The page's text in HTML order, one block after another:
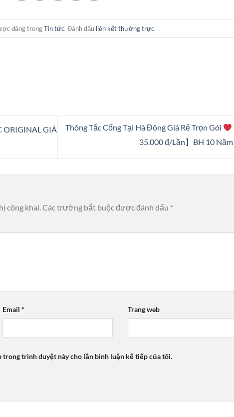
đăng trongTin tức. Đánh dấu liên kết thường trực.
ORIGINAL GIÁ
Thông Tắc Cống Tại Hà Đông Giá Rẻ Trọn Gói
35.000 đ/Lần】BH 10 Năm
công khai.Các trường bắt buộc được đánh dấu *
Email * Trang web
trong trình duyệt này cho lần bình luận kế tiếp của tôi.